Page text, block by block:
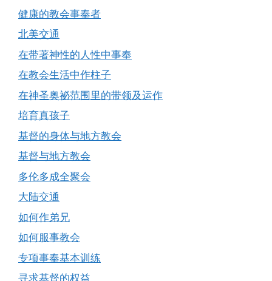
健康的教会事奉者
北美交通
在带著神性的人性中事奉
在教会生活中作柱子
在神圣奥祕范围里的带领及运作
培育真孩子
基督的身体与地方教会
基督与地方教会
多伦多成全聚会
大陆交通
如何作弟兄
如何服事教会
专项事奉基本训练
寻求基督的权益